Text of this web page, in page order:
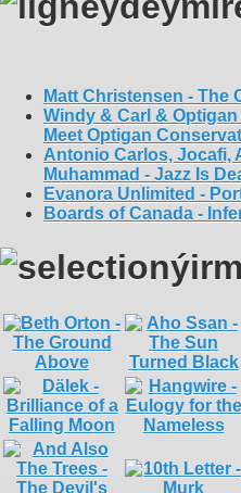
Matt Christensen - The
Windy & Carl &
Meet Optigan
Antonio Carlos, Jocafi,
Muhammad - Jazz Is
Evanora Unlimited -
Boards of Canada -